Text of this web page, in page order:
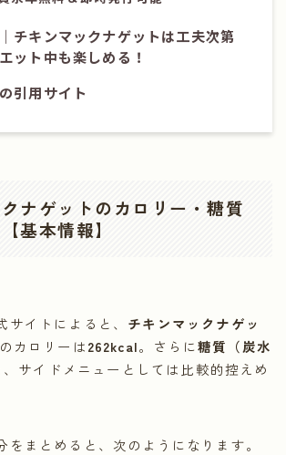
チキンマックナゲットは工夫次第
ット中も楽しめる！
引用サイト
ナゲットのカロリー・糖質
基本情報】
サイトによると、 チキンマックナゲッ
のカロリーは262kcal。さらに糖質（炭水
、サイドメニューとしては比較的控えめ
をまとめると、次のようになります。